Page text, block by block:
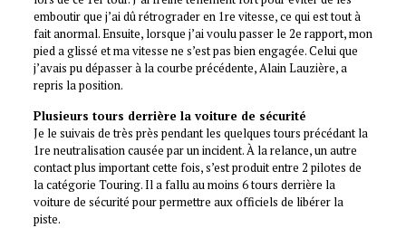
emboutir que j’ai dû rétrograder en 1re vitesse, ce qui est tout à
fait anormal. Ensuite, lorsque j’ai voulu passer le 2e rapport, mon
pied a glissé et ma vitesse ne s’est pas bien engagée. Celui que
j’avais pu dépasser à la courbe précédente, Alain Lauzière, a
repris la position.
Plusieurs tours derrière la voiture de sécurité
Je le suivais de très près pendant les quelques tours précédant la
1re neutralisation causée par un incident. À la relance, un autre
contact plus important cette fois, s’est produit entre 2 pilotes de
la catégorie Touring. Il a fallu au moins 6 tours derrière la
voiture de sécurité pour permettre aux officiels de libérer la
piste.